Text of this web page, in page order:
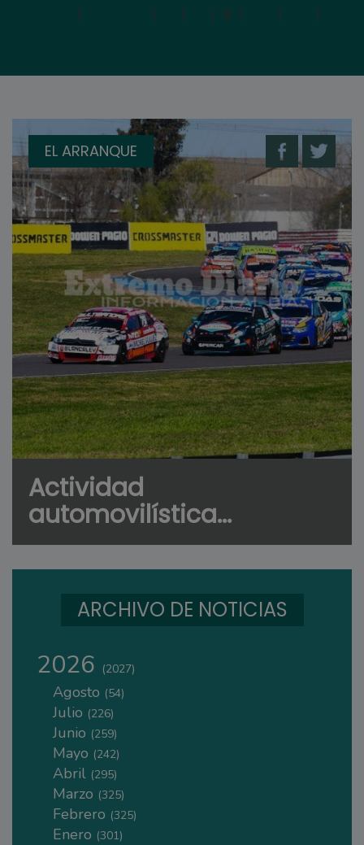
| | | | 9 | | |
EL ARRANQUE
Actividad
automovilística...
ARCHIVO DE NOTICIAS
2026 (2027)
Agosto (54)
Julio (226)
Junio (259)
Mayo (242)
Abril (295)
Marzo (325)
Febrero (325)
Enero (301)